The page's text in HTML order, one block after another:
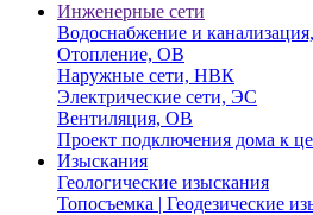
Инженерные сети
Водоснабжение и
Отопление, ОВ
Наружные сети, НВК
Электрические сети, ЭС
Вентиляция, ОВ
Проект подключения дома к
Изыскания
Геологические изыскания
Топосъемка | Геодезические